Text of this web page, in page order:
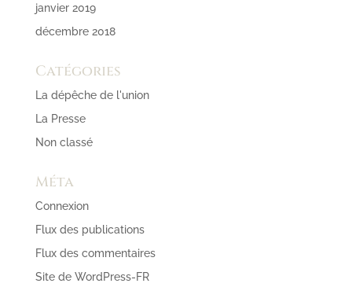
janvier 2019
décembre 2018
Catégories
La dépêche de l'union
La Presse
Non classé
Méta
Connexion
Flux des publications
Flux des commentaires
Site de WordPress-FR